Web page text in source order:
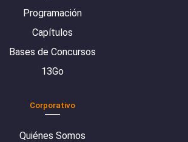
Programación
Capítulos
Bases de Concursos
13Go
Corporativo
Quiénes Somos